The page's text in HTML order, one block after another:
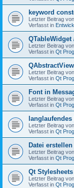
keyword
Letzter Beitrag von
Verfasst in
QTableWidget
Letzter Beitrag von
Verfasst in Qt
Letzter Beitrag von
Verfasst in Qt
Font in
Letzter Beitrag von
Verfasst in Qt
Letzter Beitrag von
Verfasst in Qt
Datei
Letzter Beitrag von
Verfasst in Qt
Qt Stylesheets
Letzter Beitrag von
Verfasst in Qt